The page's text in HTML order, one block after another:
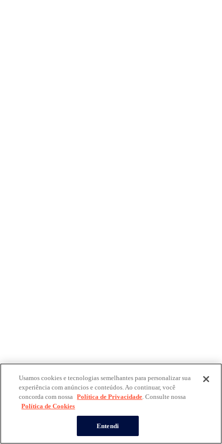
Usamos cookies e tecnologias semelhantes para personalizar sua
experiência com anúncios e conteúdos. Ao continuar, você
concorda com nossa Política de Privacidade. Consulte nossa
Política de Cookies
Entendi